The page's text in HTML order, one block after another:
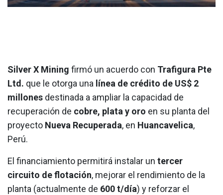
Silver X Mining firmó un acuerdo con Trafigura Pte
Ltd. que le otorga una línea de crédito de US$ 2
millones destinada a ampliar la capacidad de
recuperación de cobre, plata y oro en su planta del
proyecto Nueva Recuperada, en Huancavelica,
Perú.
El financiamiento permitirá instalar un tercer
circuito de flotación, mejorar el rendimiento de la
planta (actualmente de 600 t/día) y reforzar el